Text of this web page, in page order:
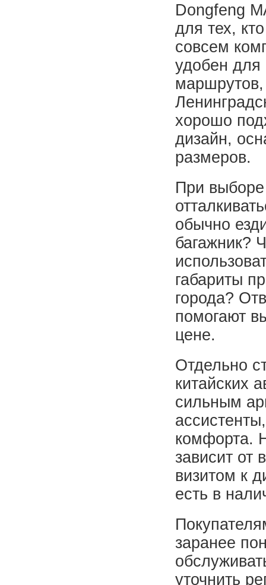
Dongfeng
для тех,
совсем
удобен для
маршрутов,
хорошо
дизайн,
размеров.
При
обычно
багажник?
габариты
города?
помогают
цене.
Отдельно
китайских
сильным
комфорта.
зависит от
визитом к
есть в
заранее
уточнить